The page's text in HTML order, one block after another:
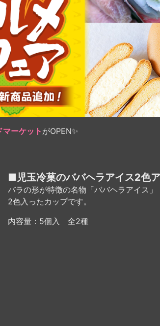
マーケット がOPEN✨
■児玉冷菓のババヘラアイス2色
バラの形が特徴の名物「ババヘラアイス」
2色入ったカップです。
内容量：5個入 全2種